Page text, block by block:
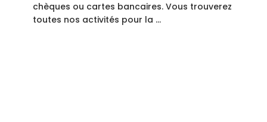
chèques ou cartes bancaires. Vous trouverez
toutes nos activités pour la …